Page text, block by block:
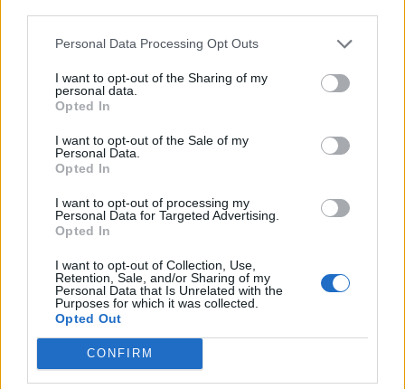
Personal Data Processing Opt Outs
I want to opt-out of the Sharing of my
personal data.
Opted In
I want to opt-out of the Sale of my
Personal Data.
Opted In
I want to opt-out of processing my
Personal Data for Targeted Advertising.
Opted In
I want to opt-out of Collection, Use,
Retention, Sale, and/or Sharing of my
Personal Data that Is Unrelated with the
Purposes for which it was collected.
Opted Out
CONFIRM